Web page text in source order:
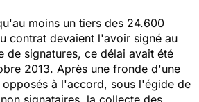
moins un tiers des 24.600
contrat devaient l'avoir signé au
de signatures, ce délai avait été
2013. Après une fronde d'une
opposés à l'accord, sous l'égide de
signataires, la collecte des